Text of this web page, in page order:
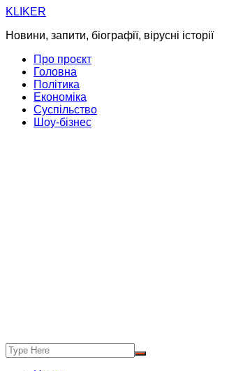
Skip
content
KLIKER
Новини, запити, біографії, вірусні історії
Про проєкт
Головна
Політика
Економіка
Суспільство
Шоу-бізнес